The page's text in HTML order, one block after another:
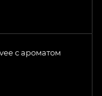
с ароматом